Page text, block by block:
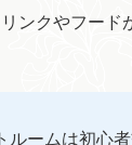
ンクやフード
ルームは初心